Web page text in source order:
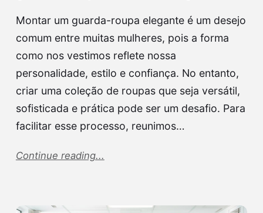
Montar um guarda-roupa elegante é um desejo
comum entre muitas mulheres, pois a forma
como nos vestimos reflete nossa
personalidade, estilo e confiança. No entanto,
criar uma coleção de roupas que seja versátil,
sofisticada e prática pode ser um desafio. Para
facilitar esse processo, reunimos…
Continue reading...